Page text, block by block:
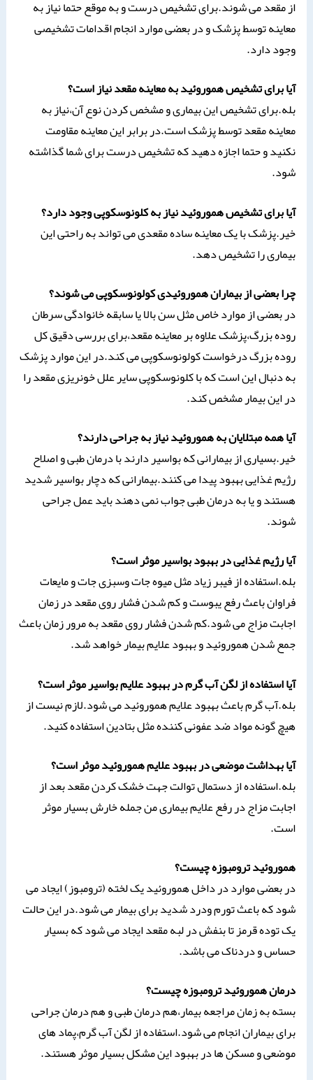
از مقعد می شوند.برای تشخیص درست و به موقع حتما نیاز به
معاینه توسط پزشک و در بعضی موارد انجام اقدامات تشخیصی
وجود دارد.
آیا برای تشخیص هموروئید به معاینه مقعد نیاز است؟
بله.برای تشخیص این بیماری و مشخص کردن نوع آن،نیاز به
معاینه مقعد توسط پزشک است.در برابر این معاینه مقاومت
نکنید و حتما اجازه دهید که تشخیص درست برای شما گذاشته
شود.
آیا برای تشخیص هموروئید نیاز به کلونوسکوپی وجود دارد؟
خیر.پزشک با یک معاینه ساده مقعدی می تواند به راحتی این
بیماری را تشخیص دهد.
چرا بعضی از بیماران هموروئیدی کولونوسکوپی می شوند؟
در بعضی از موارد خاص مثل سن بالا یا سابقه خانوادگی سرطان
روده بزرگ،پزشک علاوه بر معاینه مقعد،برای بررسی دقیق کل
روده بزرگ درخواست کولونوسکوپی می کند.در این موارد پزشک
به دنبال این است که با کلونوسکوپی سایر علل خونریزی مقعد را
در این بیمار مشخص کند.
آیا همه مبتلایان به هموروئید نیاز به جراحی دارند؟
خیر.بسیاری از بیمارانی که بواسیر دارند با درمان طبی و اصلاح
رژیم غذایی بهبود پیدا می کنند.بیمارانی که دچار بواسیر شدید
هستند و یا به درمان طبی جواب نمی دهند باید عمل جراحی
شوند.
آیا رژیم غذایی در بهبود بواسیر موثر است؟
بله.استفاده از فیبر زیاد مثل میوه جات وسبزی جات و مایعات
فراوان باعث رفع یبوست و کم شدن فشار روی مقعد در زمان
اجابت مزاج می شود.کم شدن فشار روی مقعد به مرور زمان باعث
جمع شدن هموروئید و بهبود علایم بیمار خواهد شد.
آیا استفاده از لگن آب گرم در بهبود علایم بواسیر موثر است؟
بله.آب گرم باعث بهبود علایم هموروئید می شود.لازم نیست از
هیچ گونه مواد ضد عفونی کننده مثل بتادین استفاده کنید.
آیا بهداشت موضعی در بهبود علایم هموروئید موثر است؟
بله.استفاده از دستمال توالت جهت خشک کردن مقعد بعد از
اجابت مزاج در رفع علایم بیماری من جمله خارش بسیار موثر
است.
هموروئید ترومبوزه چیست؟
در بعضی موارد در داخل هموروئید یک لخته (ترومبوز) ایجاد می
شود که باعث تورم ودرد شدید برای بیمار می شود.در این حالت
یک توده قرمز تا بنفش در لبه مقعد ایجاد می شود که بسیار
حساس و دردناک می باشد.
درمان هموروئید ترومبوزه چیست؟
بسته به زمان مراجعه بیمار،هم درمان طبی و هم درمان جراحی
برای بیماران انجام می شود.استفاده از لگن آب گرم،پماد های
موضعی و مسکن ها در بهبود این مشکل بسیار موثر هستند.